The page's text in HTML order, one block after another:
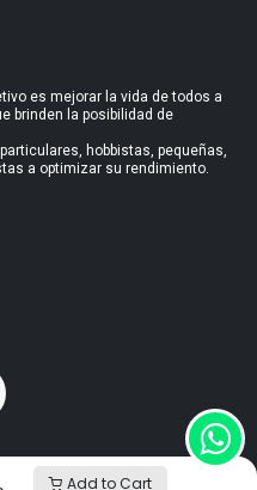
Add to Cart
es mejorar la vida de todos a
brinden la posibilidad de
hobbistas, pequeñas,
a optimizar su rendimiento.